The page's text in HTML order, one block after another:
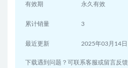
有效期 永久有效
累计销量 3
最近更新 2025年03月14日
下载遇到问题？可联系客服或留言反馈